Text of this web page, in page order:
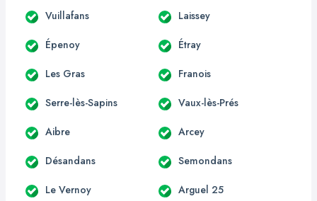
Vuillafans Laissey
Épenoy Étray
Les Gras Franois
Serre-lès-Sapins Vaux-lès-Prés
Aibre Arcey
Désandans Semondans
Le Vernoy Arguel 25